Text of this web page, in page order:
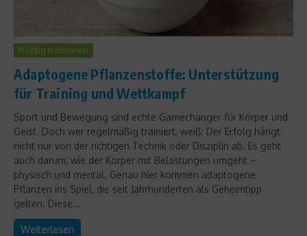
Richtig trainieren
Adaptogene Pflanzenstoffe: Unterstützung
für Training und Wettkampf
Sport und Bewegung sind echte Gamechanger für Körper und
Geist. Doch wer regelmäßig trainiert, weiß: Der Erfolg hängt
nicht nur von der richtigen Technik oder Disziplin ab. Es geht
auch darum, wie der Körper mit Belastungen umgeht –
physisch und mental. Genau hier kommen adaptogene
Pflanzen ins Spiel, die seit Jahrhunderten als Geheimtipp
gelten. Diese...
Weiterlesen